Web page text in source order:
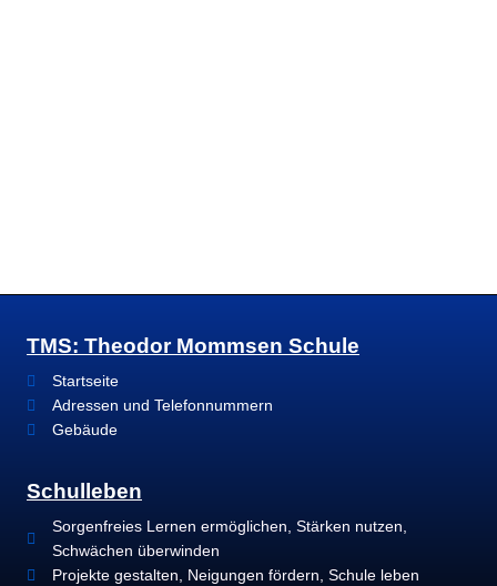
TMS: Theodor Mommsen Schule
Startseite
Adressen und Telefonnummern
Gebäude
Schulleben
Sorgenfreies Lernen ermöglichen, Stärken nutzen,
Schwächen überwinden
Projekte gestalten, Neigungen fördern, Schule leben